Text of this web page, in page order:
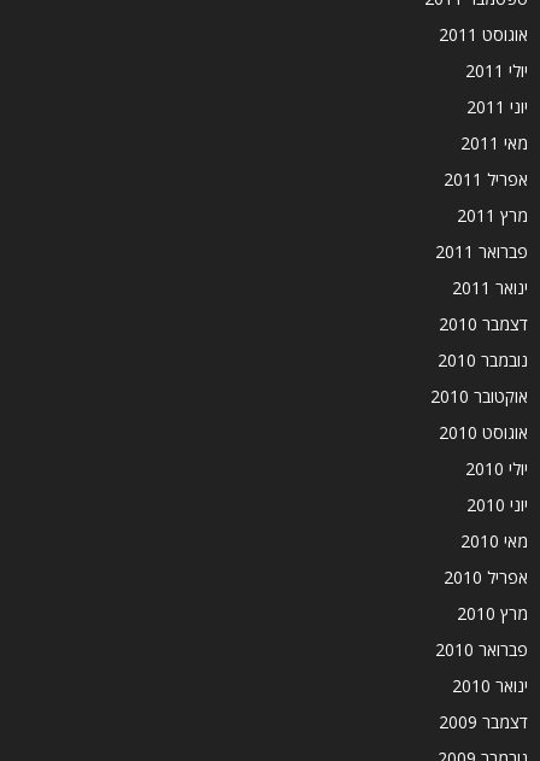
אוגוסט 2011
יולי 2011
יוני 2011
מאי 2011
אפריל 2011
מרץ 2011
פברואר 2011
ינואר 2011
דצמבר 2010
נובמבר 2010
אוקטובר 2010
אוגוסט 2010
יולי 2010
יוני 2010
מאי 2010
אפריל 2010
מרץ 2010
פברואר 2010
ינואר 2010
דצמבר 2009